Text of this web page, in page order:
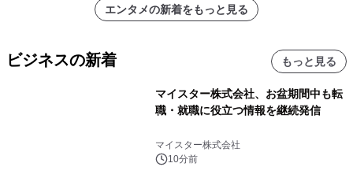
エンタメの新着をもっと見る
ビジネスの新着 もっと見る
マイスター株式会社、お盆期間中も転
職・就職に役立つ情報を継続発信
マイスター株式会社
10分前